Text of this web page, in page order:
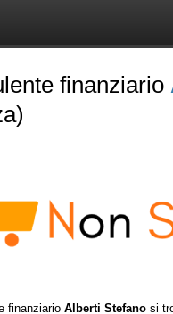
finanziario
finanziario Alberti Stefano si